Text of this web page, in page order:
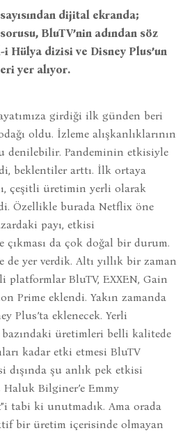
dijital ekranda;
BluTV’nin adından söz
Hülya dizisi ve Disney Plus’un
yer alıyor.
girdiği ilk günden beri
oldu. İzleme alışkanlıklarının
denilebilir. Pandeminin etkisiyle
beklentiler arttı. İlk ortaya
çeşitli üretimin yerli olarak
Özellikle burada Netflix öne
payı, etkisi
da çok doğal bir durum.
de yer verdik. Altı yıllık bir zaman
platformlar BluTV, EXXEN, Gain
Prime eklendi. Yakın zamanda
Plus’ta eklenecek. Yerli
üretimleri belli kalitede
kadar etki etmesi BluTV
dışında şu anlık pek etkisi
Bilginer’e Emmy
tabi ki unutmadık. Ama orada
bir üretim içerisinde olmayan